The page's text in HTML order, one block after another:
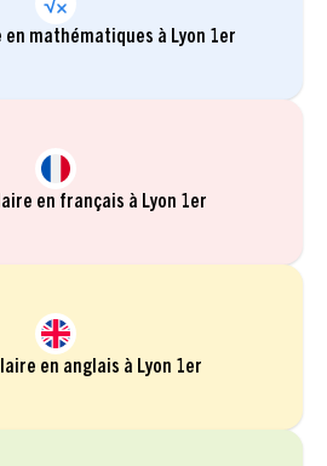
mathématiques à Lyon 1er
en français à Lyon 1er
en anglais à Lyon 1er